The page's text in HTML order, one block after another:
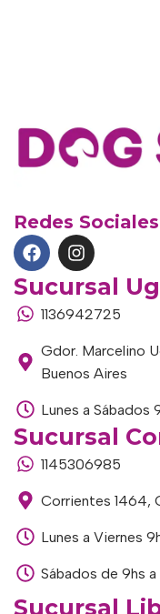
Redes Sociales
Sucursal
1136942725
Gdor. Marcelino
Buenos Aires
Lunes a Sábados
Sucursal
1145306985
Corrientes 1464,
Lunes a Viernes
Sábados de 9hs a
Sucursal